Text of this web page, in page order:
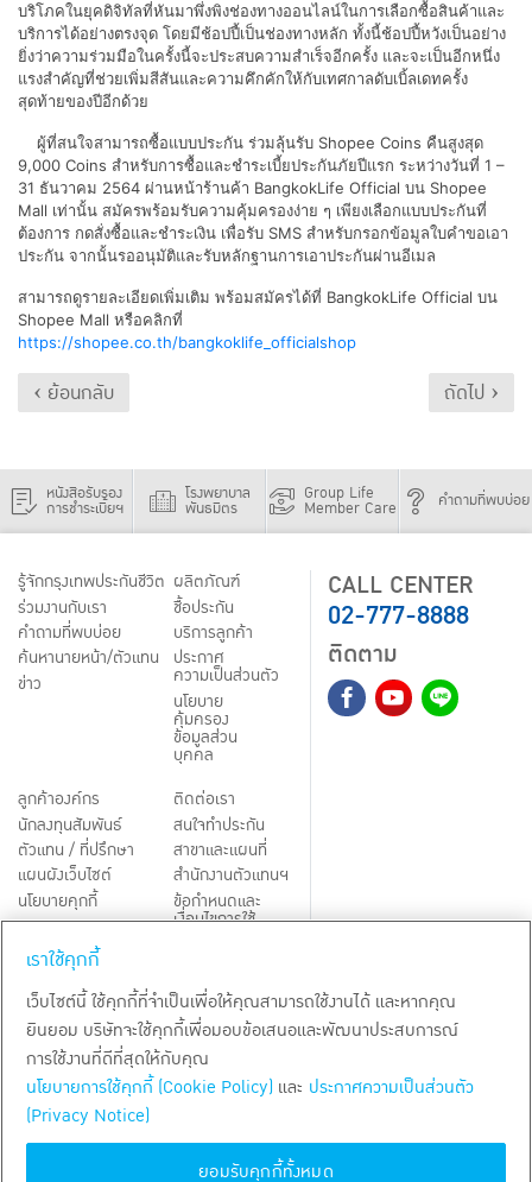
บริโภคในยุคดิจิทัลที่หันมาพึ่งพิงช่องทางออนไลน์ในการเลือกซื้อสินค้าและ
บริการได้อย่างตรงจุด โดยมีช้อปปี้เป็นช่องทางหลัก ทั้งนี้ช้อปปี้หวังเป็นอย่าง
ยิ่งว่าความร่วมมือในครั้งนี้จะประสบความสำเร็จอีกครั้ง และจะเป็นอีกหนึ่ง
แรงสำคัญที่ช่วยเพิ่มสีสันและความคึกคักให้กับเทศกาลดับเบิ้ลเดทครั้ง
สุดท้ายของปีอีกด้วย
ผู้ที่สนใจสามารถซื้อแบบประกัน ร่วมลุ้นรับ Shopee Coins คืนสูงสุด
9,000 Coins สำหรับการซื้อและชำระเบี้ยประกันภัยปีแรก ระหว่างวันที่ 1 –
31 ธันวาคม 2564 ผ่านหน้าร้านค้า BangkokLife Official บน Shopee
Mall เท่านั้น สมัครพร้อมรับความคุ้มครองง่าย ๆ เพียงเลือกแบบประกันที่
ต้องการ กดสั่งซื้อและชำระเงิน เพื่อรับ SMS สำหรับกรอกข้อมูลใบคำขอเอา
ประกัน จากนั้นรออนุมัติและรับหลักฐานการเอาประกันผ่านอีเมล
สามารถดูรายละเอียดเพิ่มเติม พร้อมสมัครได้ที่ BangkokLife Official บน
Shopee Mall หรือคลิกที่
https://shopee.co.th/bangkoklife_officialshop
‹ ย้อนกลับ ถัดไป ›
หนังสือรับรอง
การชำระเบี้ยฯ
โรงพยาบาล
พันธมิตร
Group Life
Member Care คำถามที่พบบ่อย
รู้จักกรุงเทพประกันชีวิต
ร่วมงานกับเรา
คำถามที่พบบ่อย
ค้นหานายหน้า/ตัวแทน
ข่าว
ผลิตภัณฑ์
ชื้อประกัน
บริการลูกค้า
ประกาศ
ความเป็นส่วนตัว
นโยบาย
คุ้มครอง
ข้อมูลส่วน
บุคคล
ลูกค้าองค์กร
นักลงทุนสัมพันธ์
ตัวแทน / ที่ปรึกษา
แผนผังเว็บไซต์
นโยบายคุกกี้
Third-Party Notices
ติดต่อเรา
สนใจทำประกัน
สาขาและแผนที่
สำนักงานตัวแทนฯ
ข้อกำหนดและ
เงื่อนไขการใช้
CALL CENTER
02-777-8888
ติดตาม
TH EN
สงวนลิขสิทธิ์ พ.ศ.2569
เราใช้คุกกี้
เว็บไซต์นี้ ใช้คุกกี้ที่จำเป็นเพื่อให้คุณสามารถใช้งานได้ และหากคุณ
ยินยอม บริษัทจะใช้คุกกี้เพื่อมอบข้อเสนอและพัฒนาประสบการณ์
การใช้งานที่ดีที่สุดให้กับคุณ
นโยบายการใช้คุกกี้ (Cookie Policy) และ ประกาศความเป็นส่วนตัว
(Privacy Notice)
ยอมรับคุกกี้ทั้งหมด